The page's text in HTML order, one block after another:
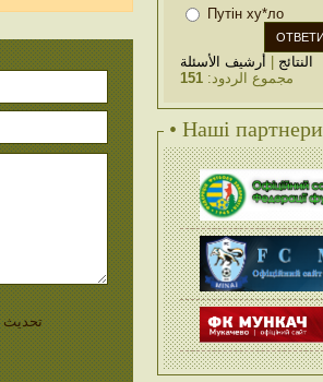
Путін ху*ло
النتائج
أرشيف الأسئلة
مجموع الردود:151
• Наші партнери